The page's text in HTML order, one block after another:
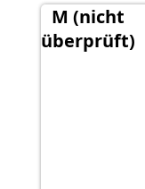
M (nicht
überprüft)